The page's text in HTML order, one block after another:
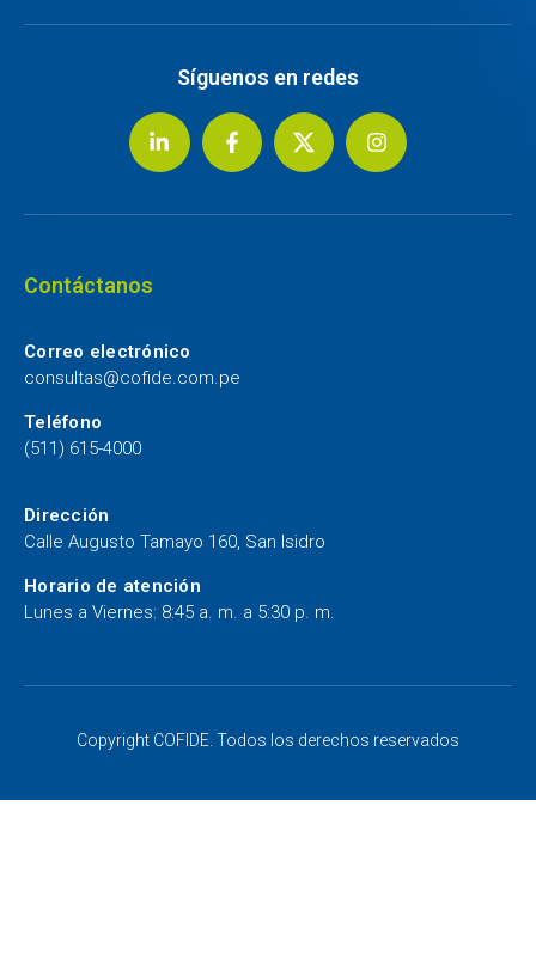
Síguenos en redes
Contáctanos
Correo electrónico
consultas@cofide.com.pe
Teléfono
(511) 615-4000
Dirección
Calle Augusto Tamayo 160, San Isidro
Horario de atención
Lunes a Viernes: 8:45 a. m. a 5:30 p. m.
Copyright COFIDE. Todos los derechos reservados